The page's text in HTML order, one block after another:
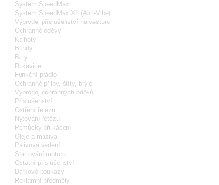
Systém SpeedMax
Systém SpeedMax XL (Anti-Vibe)
Výprodej příslušenství harvestorů
Ochranné oděvy
Kalhoty
Bundy
Boty
Rukavice
Funkční prádlo
Ochranné přilby, štíty, brýle
Výprodej ochranných oděvů
Příslušenství
Ostření řetězu
Nýtování řetězu
Pomůcky při kácení
Oleje a maziva
Palivová vedení
Startování motoru
Ostatní příslušenství
Dárkové poukazy
Reklamní předměty